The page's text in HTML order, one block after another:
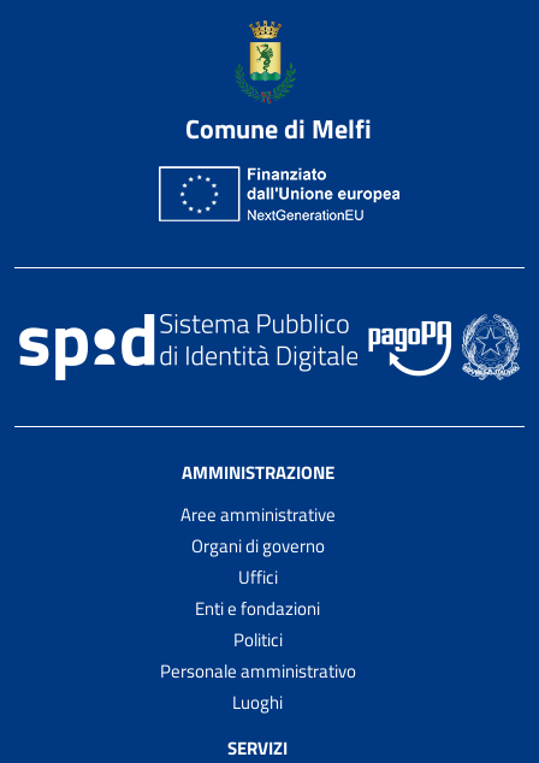
Comune di Melfi
AMMINISTRAZIONE
Aree amministrative
Organi di governo
Uffici
Enti e fondazioni
Politici
Personale amministrativo
Luoghi
SERVIZI